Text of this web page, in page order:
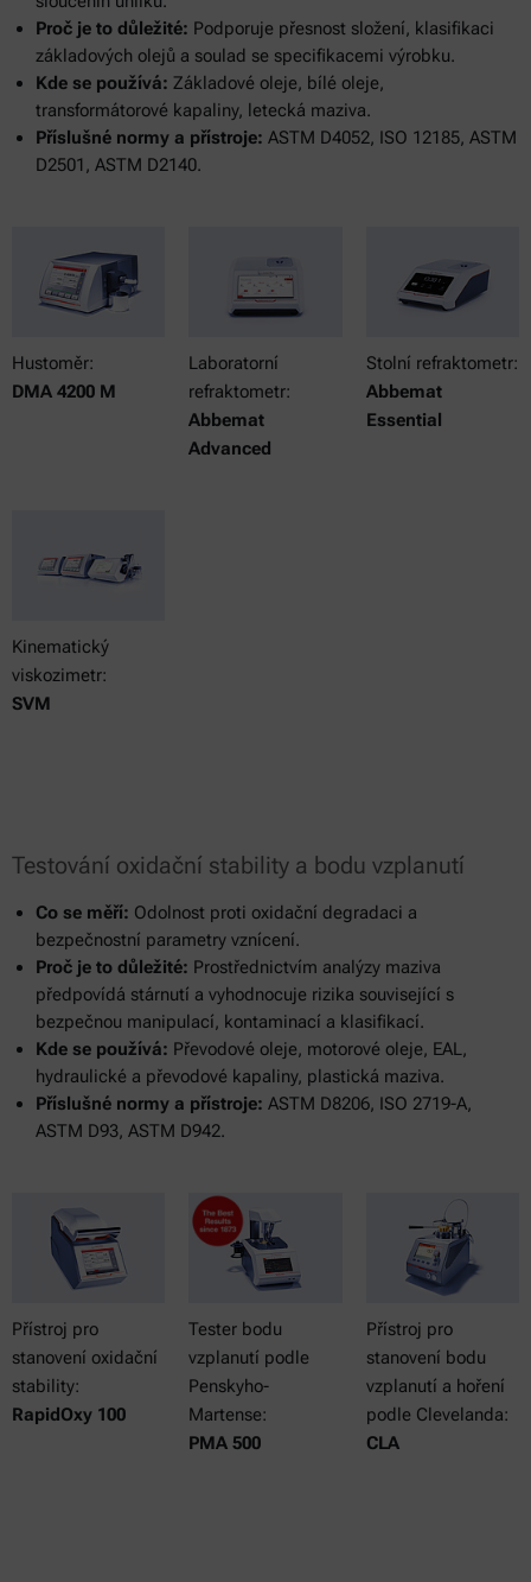
Proč je to důležité: Podporuje přesnost složení, klasifikaci
základových olejů a soulad se specifikacemi výrobku.
Kde se používá: Základové oleje, bílé oleje,
transformátorové kapaliny, letecká maziva.
Příslušné normy a přístroje: ASTM D4052, ISO 12185, ASTM
D2501, ASTM D2140.
Hustoměr:
DMA 4200 M
Laboratorní
refraktometr:
Abbemat
Advanced
Stolní refraktometr:
Abbemat
Essential
Kinematický
viskozimetr:
SVM
Testování oxidační stability a bodu vzplanutí
Co se měří: Odolnost proti oxidační degradaci a
bezpečnostní parametry vznícení.
Proč je to důležité: Prostřednictvím analýzy maziva
předpovídá stárnutí a vyhodnocuje rizika související s
bezpečnou manipulací, kontaminací a klasifikací.
Kde se používá: Převodové oleje, motorové oleje, EAL,
hydraulické a převodové kapaliny, plastická maziva.
Příslušné normy a přístroje: ASTM D8206, ISO 2719-A,
ASTM D93, ASTM D942.
Přístroj pro
stanovení oxidační
stability:
RapidOxy 100
Tester bodu
vzplanutí podle
Penskyho-
Martense:
PMA 500
Přístroj pro
stanovení bodu
vzplanutí a hoření
podle Clevelanda:
CLA